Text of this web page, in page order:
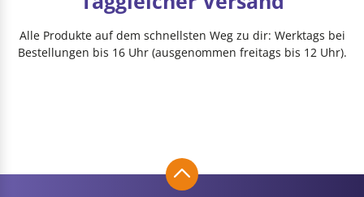
Alle Produkte auf dem schnellsten Weg zu dir: Werktags bei
Bestellungen bis 16 Uhr (ausgenommen freitags bis 12 Uhr).